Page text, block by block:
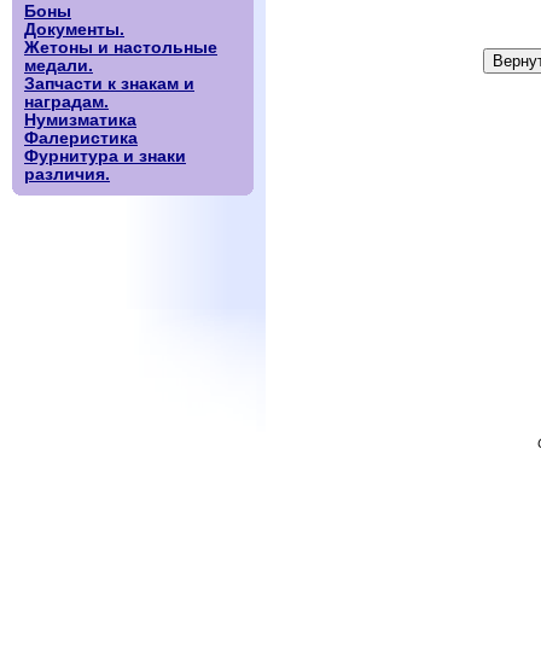
Боны
Документы.
Жетоны и настольные
медали.
Запчасти к знакам и
наградам.
Нумизматика
Фалеристика
Фурнитура и знаки
различия.